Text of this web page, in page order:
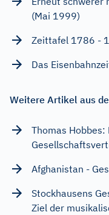
(Mai 1999)
Zeittafel 1786 -
Das
Weitere Artikel aus
Thomas Hobbes:
Afghanistan -
Stockhausens
Ziel der